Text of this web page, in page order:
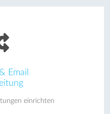
Email
einrichten